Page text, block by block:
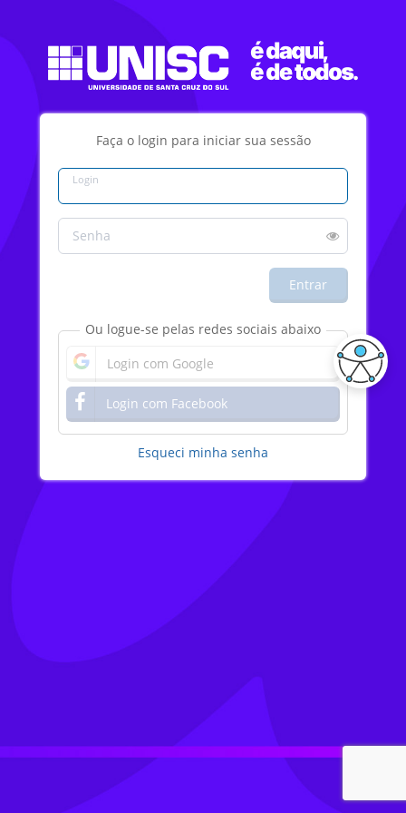
Faça o login para iniciar sua sessão
Login
Senha
Entrar
Ou logue-se pelas redes sociais abaixo
Login com Google
Login com Facebook
Esqueci minha senha